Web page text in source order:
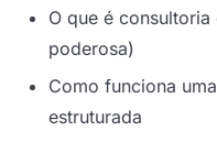
O que é
poderosa)
Como funciona
estruturada